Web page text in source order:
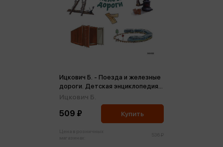
Ицкович Б. - Поезда и железные
дороги. Детская энциклопедия
(м)
Ицкович Б.
509 ₽ Купить